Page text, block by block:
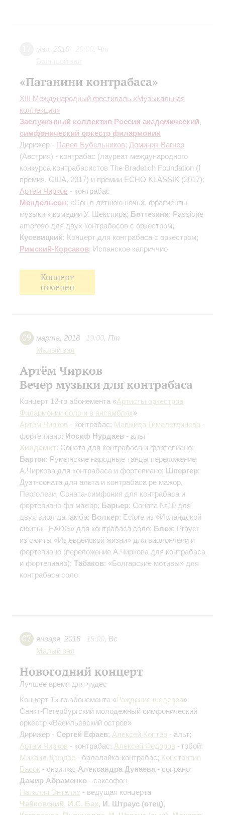
«Паганини контрабаса»
XIII Международный фестиваль «Музыкальная
коллекция»
Заслуженный коллектив России академический
симфонический оркестр филармонии
Дирижер - Павел Бубельников; Доминик Вагнер
(Австрия) - контрабас (лауреат международного
конкурса контрабасистов The Bradetich Foundation (I
премия, США, 2017) и премии ECHO KLASSIK (2017);
Артем Чирков - контрабас
Мендельсон: «Сон в летнюю ночь», фрагменты
музыки к комедии У. Шекспира; Боттезини: Passione
amoroso для двух контрабасов с оркестром;
Кусевицкий: Концерт для контрабаса с оркестром;
Римский-Корсаков: Испанское каприччио
Концерт
отменен
09 марта, 2018 19:00, Пт
Малый зал
Артём Чирков
Вечер музыки для контрабаса
Концерт 12-го абонемента «Артисты оркестров
Филармонии соло и в ансамблях»
Артем Чирков - контрабас; Мавжида Гималетдинова -
фортепиано; Иосиф Нурдаев - альт
Хиндемит: Соната для контрабаса и фортепиано;
Барток: Румынские народные танцы переложение
А.Чиркова для контрабаса и фортепиано; Шпергер:
Дуэт-соната для альта и контрабаса ре мажор,
Перголези, Соната-симфония для контрабаса и
фортепиано фа мажор; Барьер: Соната №10 для
двух виол да гамба; Волкер: Eclore из «Ирландской
сюиты - ЕАDG» для контрабаса соло; Блох: Prayer
из сюиты «Из еврейской жизни» для виолончели и
фортепиано (переложение А.Чиркова для контрабаса
и фортепиано); Табаков: «Болгарские мотивы» для
контрабаса соло
07 января, 2018 15:00, Вс
Малый зал
Новогодний концерт
Лучшее время для чудес
Концерт 15-го абонемента «Рождение шедевра»
Санкт-Петербургский молодежный симфонический
оркестр «Васильевский остров»
Дирижер - Сергей Ефаев; Алексей Коптев - альт;
Артем Чирков - контрабас; Алексей Федоров - гобой;
Михаил Дзюдзе - балалайка-контрабас; Константин
Басок - скрипка; Александра Дунаева - сопрано;
Дамир Абраменко - саксофон
Наталия Энтелис - ведущая концерта
Чайковский, И.С. Бах, И. Штраус (отец),